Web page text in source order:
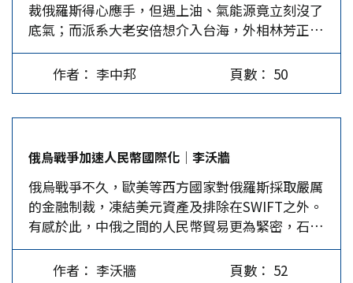
裁俄羅斯得心應手，但遇上油、氣能源竟立刻沒了
底氣；而派系大老安倍想介入台海，外相林芳正則
期待北約「亞太擴」。 在俄烏戰爭持續這段期
間，日本是西太平洋上藉機採取動作最多的國家，
頻頻制裁俄羅斯，大增國防預算、升高核武論。在
美軍背後，製造台海衝突，給自衛隊切入的機會，
只是，他的政壇冤家林芳正外相，卻從北約全球化
中，看到另一條極為冒險、激進的制中捷徑。 日
制裁俄國能源踢到鐵板 日本在金融、出口方面制
裁俄羅斯是跟緊著美歐，既快又狠，但到了3月
底，遇上涉及國家利益的能源，日本也跟眾多歐盟
國家一樣，馬上嘴硬手軟。俄羅斯是能源出口大
作者： 李中邦 頁數： 50
俄烏戰爭加速人民幣國際化│李沃牆
俄烏戰爭不久，歐美等西方國家對俄羅斯採取嚴厲
的金融制裁，凍結美元資產及排除在SWIFT之外。
有感於此，中俄之間的人民幣貿易更為緊密，石油
人民幣及數位人民幣的發展亦獲得加速。 西方經
濟制裁應引以為鑑 俄烏戰爭不久，美國總統拜登
作者： 李沃牆 頁數： 52